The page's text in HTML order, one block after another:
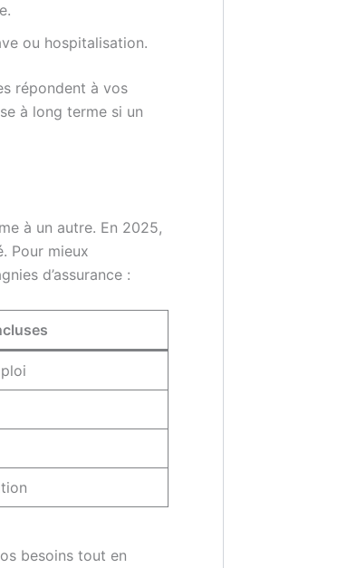
ou hospitalisation.
répondent à vos
à long terme si un
à un autre. En 2025,
Pour mieux
d’assurance :
besoins tout en